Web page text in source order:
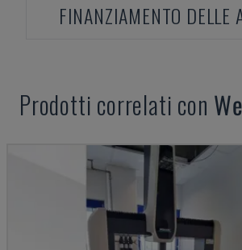
FINANZIAMENTO DELLE
Prodotti correlati con